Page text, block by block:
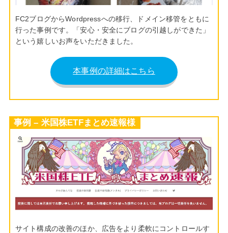
FC2ブログからWordpressへの移行、ドメイン移管をともに
行った事例です。「安心・安全にブログの引越しができた」
という嬉しいお声をいただきました。
本事例の詳細はこちら
事例 – 米国株ETFまとめ速報様
サイト構成の改善のほか、広告をより柔軟にコントロールす